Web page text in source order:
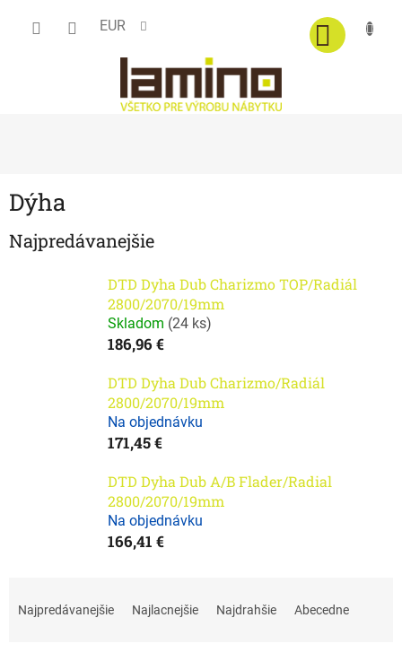
EUR
Dýha
Najpredávanejšie
DTD Dyha Dub Charizmo TOP/Radiál
2800/2070/19mm
Skladom (24 ks)
186,96 €
DTD Dyha Dub Charizmo/Radiál
2800/2070/19mm
Na objednávku
171,45 €
DTD Dyha Dub A/B Flader/Radial
2800/2070/19mm
Na objednávku
166,41 €
Najpredávanejšie Najlacnejšie Najdrahšie Abecedne